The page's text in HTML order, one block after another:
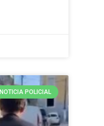
NOTICIA POLICIAL